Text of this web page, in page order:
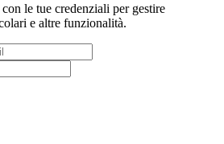
le tue credenziali per gestire
e altre funzionalità.